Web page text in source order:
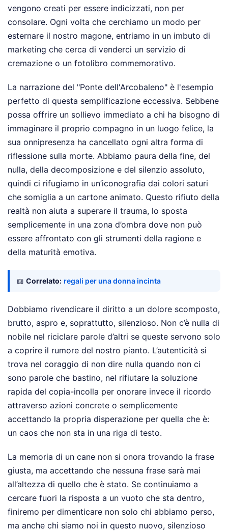
vengono creati per essere indicizzati, non per
consolare. Ogni volta che cerchiamo un modo per
esternare il nostro magone, entriamo in un imbuto di
marketing che cerca di venderci un servizio di
cremazione o un fotolibro commemorativo.
La narrazione del "Ponte dell'Arcobaleno" è l'esempio
perfetto di questa semplificazione eccessiva. Sebbene
possa offrire un sollievo immediato a chi ha bisogno di
immaginare il proprio compagno in un luogo felice, la
sua onnipresenza ha cancellato ogni altra forma di
riflessione sulla morte. Abbiamo paura della fine, del
nulla, della decomposizione e del silenzio assoluto,
quindi ci rifugiamo in un’iconografia dai colori saturi
che somiglia a un cartone animato. Questo rifiuto della
realtà non aiuta a superare il trauma, lo sposta
semplicemente in una zona d’ombra dove non può
essere affrontato con gli strumenti della ragione e
della maturità emotiva.
📖 Correlato: regali per una donna incinta
Dobbiamo rivendicare il diritto a un dolore scomposto,
brutto, aspro e, soprattutto, silenzioso. Non c’è nulla di
nobile nel riciclare parole d’altri se queste servono solo
a coprire il rumore del nostro pianto. L’autenticità si
trova nel coraggio di non dire nulla quando non ci
sono parole che bastino, nel rifiutare la soluzione
rapida del copia-incolla per onorare invece il ricordo
attraverso azioni concrete o semplicemente
accettando la propria disperazione per quella che è:
un caos che non sta in una riga di testo.
La memoria di un cane non si onora trovando la frase
giusta, ma accettando che nessuna frase sarà mai
all’altezza di quello che è stato. Se continuiamo a
cercare fuori la risposta a un vuoto che sta dentro,
finiremo per dimenticare non solo chi abbiamo perso,
ma anche chi siamo noi in questo nuovo, silenzioso